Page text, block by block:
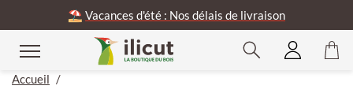
⛱️ Vacances d'été : Nos délais de livraison
Accueil /